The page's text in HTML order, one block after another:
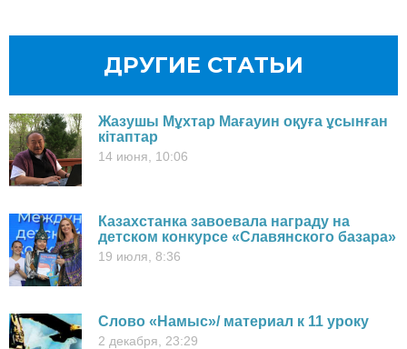
ДРУГИЕ СТАТЬИ
Жазушы Мұхтар Мағауин оқуға ұсынған
кітаптар
14 июня, 10:06
Казахстанка завоевала награду на
детском конкурсе «Славянского базара»
19 июля, 8:36
Слово «Намыс»/ материал к 11 уроку
2 декабря, 23:29